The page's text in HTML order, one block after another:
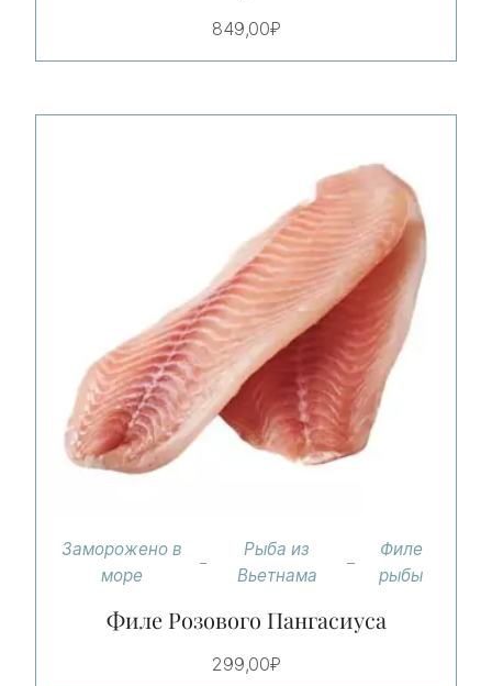
849,00₽
Заморожено в
море
Рыба из
Вьетнама
Филе
рыбы
Филе Розового Пангасиуса
299,00₽